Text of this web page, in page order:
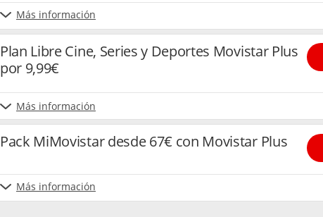
Más información
Plan Libre Cine, Series y Deportes Movistar Plus
por 9,99€
Más información
Pack MiMovistar desde 67€ con Movistar Plus
Más información